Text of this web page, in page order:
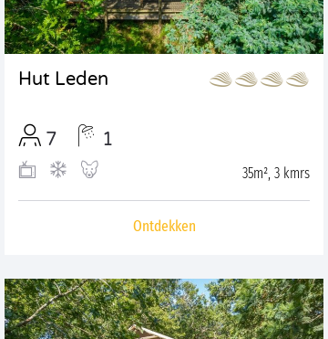
Hut Leden
7 1
35m², 3 kmrs
Ontdekken